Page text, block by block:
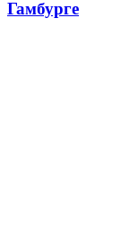
Гамбурге